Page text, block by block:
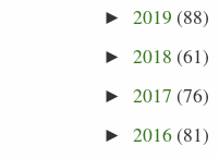
► 2019 (88)
► 2018 (61)
► 2017 (76)
► 2016(81)